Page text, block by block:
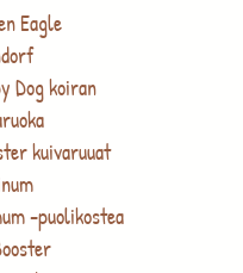
Eagle
Dog koiran
kuivaruuat
-puolikostea